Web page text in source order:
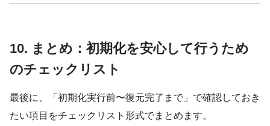
10. まとめ：初期化を安心して行うため
のチェックリスト
最後に、「初期化実行前〜復元完了まで」で確認しておき
たい項目をチェックリスト形式でまとめます。